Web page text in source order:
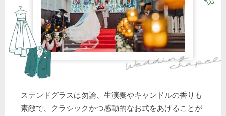
ステンドグラスは勿論、生演奏やキャンドルの香りも
素敵で、クラシックかつ感動的なお式をあげることが